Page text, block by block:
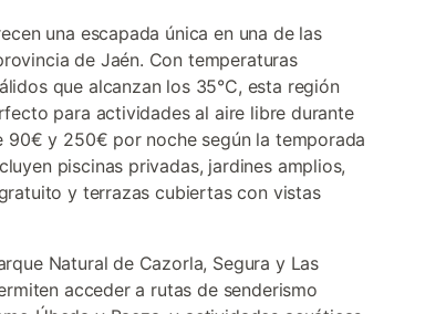
una escapada única en una de las
de Jaén. Con temperaturas
que alcanzan los 35°C, esta región
para actividades al aire libre durante
y 250€ por noche según la temporada
piscinas privadas, jardines amplios,
y terrazas cubiertas con vistas
Natural de Cazorla, Segura y Las
acceder a rutas de senderismo